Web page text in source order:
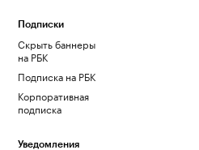
Подписки
Скрыть баннеры
на РБК
Подписка на РБК
Корпоративная
подписка
Уведомления